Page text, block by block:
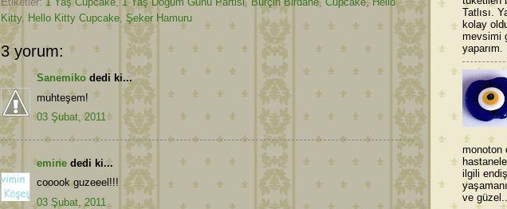
Kitty, Hello Kitty Cupcake, Şeker Hamuru
3 yorum:
Sanemikodedi ki...
muhteşem!
03 Şubat, 2011
emine dedi ki...
cooook guzeeel!!!
03 Şubat, 2011
Tatlısı.
kolay
mevsimi
yaparım.
monoton
ilgili
ve güzel...